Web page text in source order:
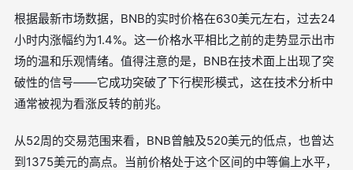
根据最新市场数据，BNB的实时价格在630美元左右，过去24
小时内涨幅约为1.4%。这一价格水平相比之前的走势显示出市
场的温和乐观情绪。值得注意的是，BNB在技术面上出现了突
破性的信号——它成功突破了下行楔形模式，这在技术分析中
通常被视为看涨反转的前兆。
从52周的交易范围来看，BNB曾触及520美元的低点，也曾达
到1375美元的高点。当前价格处于这个区间的中等偏上水平，